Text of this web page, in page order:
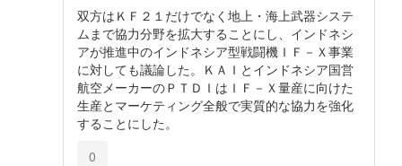
双方はＫＦ２１だけでなく地上・海上武器システ
ムまで協力分野を拡大することにし、インドネシ
アが推進中のインドネシア型戦闘機ＩＦ－Ｘ事業
に対しても議論した。ＫＡＩとインドネシア国営
航空メーカーのＰＴＤＩはＩＦ－Ｘ量産に向けた
生産とマーケティング全般で実質的な協力を強化
することにした。
0